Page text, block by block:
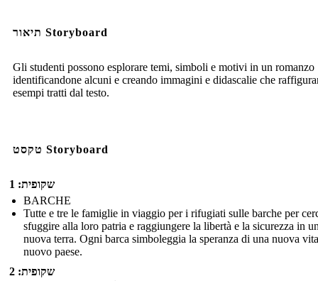
תיאור Storyboard
Gli studenti possono esplorare temi, simboli e motivi in un romanzo
identificandone alcuni e creando immagini e didascalie che
esempi tratti dal testo.
טקסט Storyboard
שקופית: 1
BARCHE
Tutte e tre le famiglie in viaggio per i rifugiati sulle barche per
sfuggire alla loro patria e raggiungere la libertà e la sicurezza in
nuova terra. Ogni barca simboleggia la speranza di una nuova
nuovo paese.
שקופית: 2